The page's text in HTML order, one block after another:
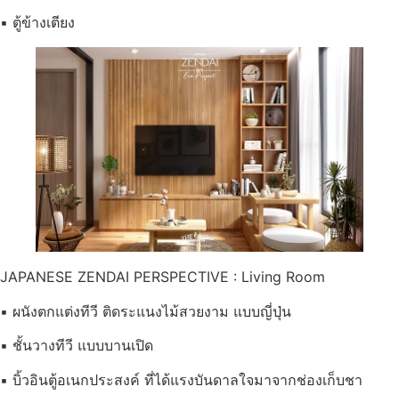
▪ ตู้ข้างเตียง
JAPANESE ZENDAI PERSPECTIVE : Living Room
▪ ผนังตกแต่งทีวี ติดระแนงไม้สวยงาม แบบญี่ปุ่น
▪ ชั้นวางทีวี แบบบานเปิด
▪ บิ้วอินตู้อเนกประสงค์ ที่ได้แรงบันดาลใจมาจากช่องเก็บชา